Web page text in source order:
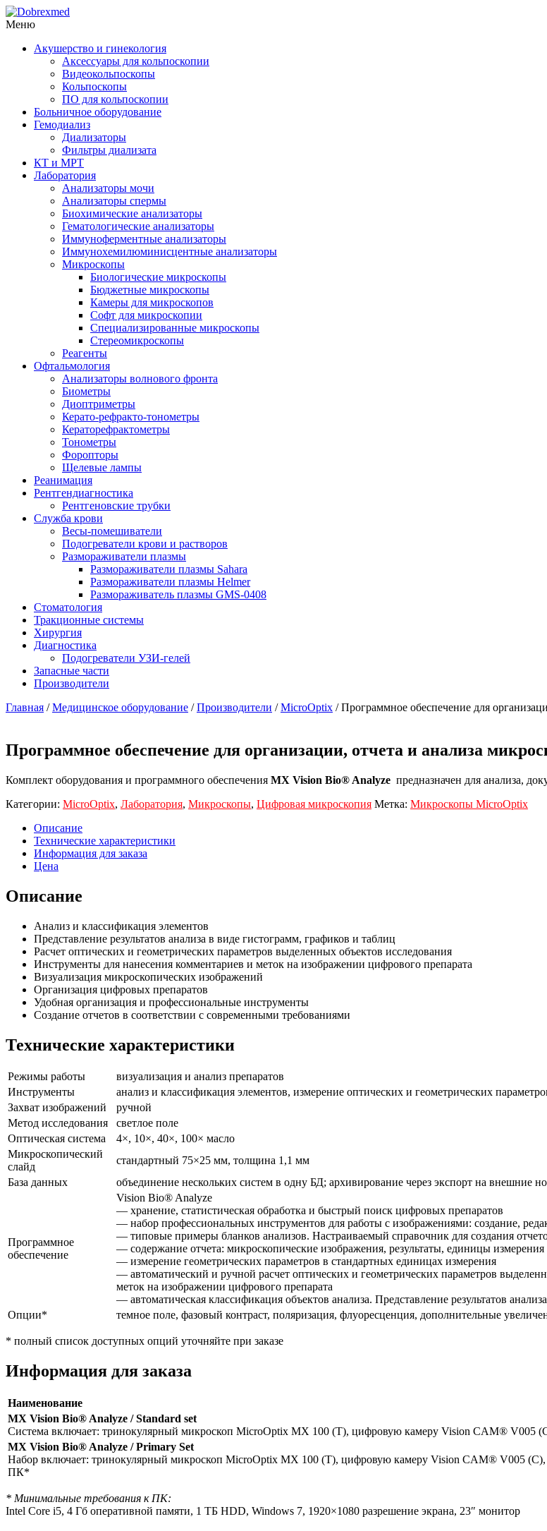
Меню
Акушерство и гинекология
Аксессуары для кольпоскопии
Видеокольпоскопы
Кольпоскопы
ПО для кольпоскопии
Больничное оборудование
Гемодиализ
Диализаторы
Фильтры диализата
КТ и МРТ
Лаборатория
Анализаторы мочи
Анализаторы спермы
Биохимические анализаторы
Гематологические анализаторы
Иммуноферментные анализаторы
Иммунохемилюминисцентные анализаторы
Микроскопы
Биологические микроскопы
Бюджетные микроскопы
Камеры для микроскопов
Софт для микроскопии
Специализированные микроскопы
Стереомикроскопы
Реагенты
Офтальмология
Анализаторы волнового фронта
Биометры
Диоптриметры
Керато-рефракто-тонометры
Кераторефрактометры
Тонометры
Форопторы
Щелевые лампы
Реанимация
Рентгендиагностика
Рентгеновские трубки
Служба крови
Весы-помешиватели
Подогреватели крови и растворов
Размораживатели плазмы
Размораживатели плазмы Sahara
Размораживатели плазмы Helmer
Размораживатель плазмы GMS-0408
Стоматология
Тракционные системы
Хирургия
Диагностика
Подогреватели УЗИ-гелей
Запасные части
Производители
Главная /Медицинское оборудование /Производители /MicroOptix / Программное обеспечение для
Программное обеспечение для организации, отчета и анализа
Комплект оборудования и программного обеспечения MX Vision Bio® Analyze предназначен для анализа,
Категории: MicroOptix, Лаборатория, Микроскопы, Цифровая микроскопия Метка: Микроскопы MicroOptix
Описание
Технические характеристики
Информация для заказа
Цена
Описание
Анализ и классификация элементов
Представление результатов анализа в виде гистограмм, графиков и таблиц
Расчет оптических и геометрических параметров выделенных объектов исследования
Инструменты для нанесения комментариев и меток на изображении цифрового препарата
Визуализация микроскопических изображений
Организация цифровых препаратов
Удобная организация и профессиональные инструменты
Создание отчетов в соответствии с современными требованиями
Технические характеристики
Режимы работы
визуализация и анализ препаратов
Инструменты
анализ и классификация элементов, измерение оптических и геометрических
Захват изображений
ручной
Метод исследования
светлое поле
Оптическая система
4×, 10×, 40×, 100× масло
Микроскопический
слайд
стандартный 75×25 мм, толщина 1,1 мм
База данных
объединение нескольких систем в одну БД; архивирование через экспорт на внешние
Программное
обеспечение
Vision Bio® Analyze
— хранение, статистическая обработка и быстрый поиск цифровых препаратов
— набор профессиональных инструментов для работы с изображениями: создание,
— типовые примеры бланков анализов. Настраиваемый справочник для создания
— содержание отчета: микроскопические изображения, результаты, единицы
— измерение геометрических параметров в стандартных единицах измерения
— автоматический и ручной расчет оптических и геометрических параметров
меток на изображении цифрового препарата
— автоматическая классификация объектов анализа. Представление результатов
Опции*
темное поле, фазовый контраст, поляризация, флуоресценция, дополнительные
* полный список доступных опций уточняйте при заказе
Информация для заказа
Наименование
MX Vision Bio® Analyze / Standard set
Система включает: тринокулярный микроскоп MicroOptix MX 100 (T), цифровую камеру Vision CAM® V005
MX Vision Bio® Analyze / Primary Set
Набор включает: тринокулярный микроскоп MicroOptix MX 100 (T), цифровую камеру Vision CAM® V005
ПК*
* Минимальные требования к ПК:
Intel Core i5, 4 Гб оперативной памяти, 1 ТБ HDD, Windows 7, 1920×1080 разрешение экрана, 23″ монитор